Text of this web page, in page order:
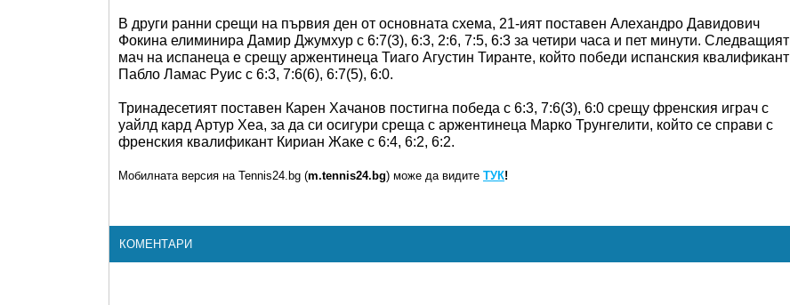
В други ранни срещи на първия ден от основната схема, 21-ият поставен Алехандро Давидович
Фокина елиминира Дамир Джумхур с 6:7(3), 6:3, 2:6, 7:5, 6:3 за четири часа и пет минути. Следващият
мач на испанеца е срещу аржентинеца Тиаго Агустин Тиранте, който победи испанския квалификант
Пабло Ламас Руис с 6:3, 7:6(6), 6:7(5), 6:0.
Тринадесетият поставен Карен Хачанов постигна победа с 6:3, 7:6(3), 6:0 срещу френския играч с
уайлд кард Артур Хеа, за да си осигури среща с аржентинеца Марко Трунгелити, който се справи с
френския квалификант Кириан Жаке с 6:4, 6:2, 6:2.
Мобилната версия на Tennis24.bg (m.tennis24.bg) може да видите ТУК!
КОМЕНТАРИ